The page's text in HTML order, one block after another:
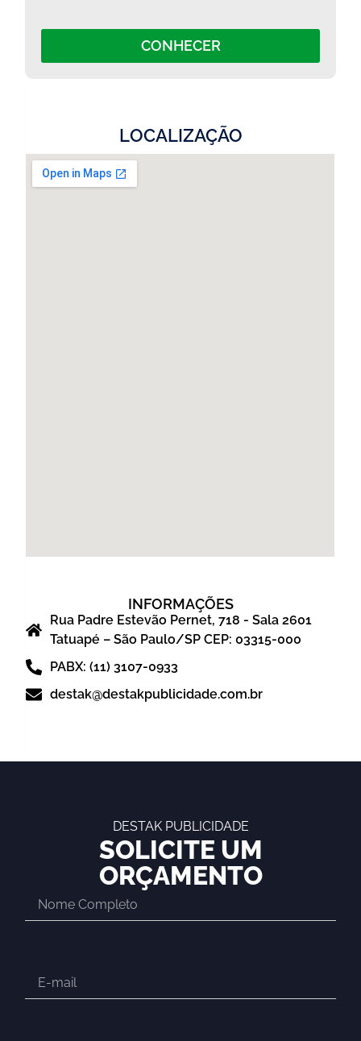
CONHECER
INFORMAÇÕES
Rua Padre Estevão Pernet, 718 - Sala 2601
Tatuapé – São Paulo/SP CEP: 03315-000
PABX: (11) 3107-0933
destak@destakpublicidade.com.br
LOCALIZAÇÃO
DESTAK PUBLICIDADE
SOLICITE UM
ORÇAMENTO